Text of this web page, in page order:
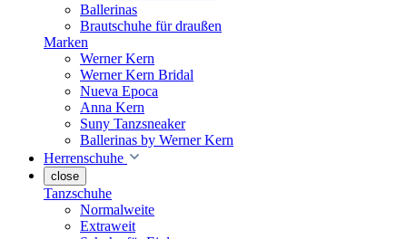
Ballerinas
Brautschuhe für draußen
Marken
Werner Kern
Werner Kern Bridal
Nueva Epoca
Anna Kern
Suny Tanzsneaker
Ballerinas by Werner Kern
Herrenschuhe
close
Tanzschuhe
Normalweite
Extraweit